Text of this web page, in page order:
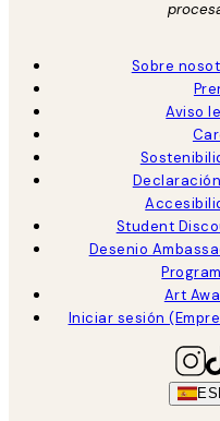
Sobre
Aviso
Student
Desenio
Art
Iniciar sesión